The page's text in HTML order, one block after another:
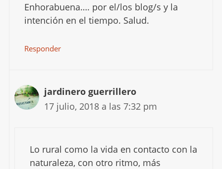
Enhorabuena…. por el/los blog/s y la
intención en el tiempo. Salud.
Responder
jardinero guerrillero
17 julio, 2018 a las 7:32 pm
Lo rural como la vida en contacto con la
naturaleza, con otro ritmo, más